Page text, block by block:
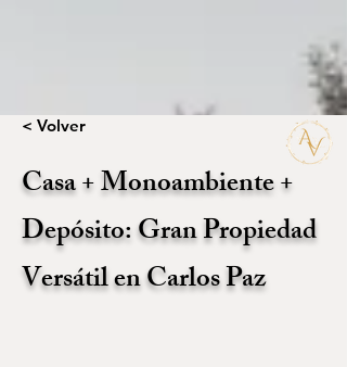
< Volver
Casa + Monoambiente +
Depósito: Gran Propiedad
Versátil en Carlos Paz